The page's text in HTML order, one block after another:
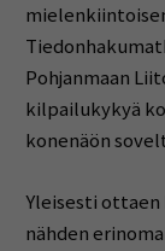
Pohjanmaan
kilpailukykyä
konenäön
Yleisesti
nähden